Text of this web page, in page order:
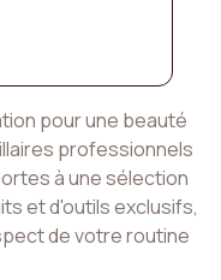
pour une beauté
professionnels
à une sélection
et d'outils exclusifs,
de votre routine